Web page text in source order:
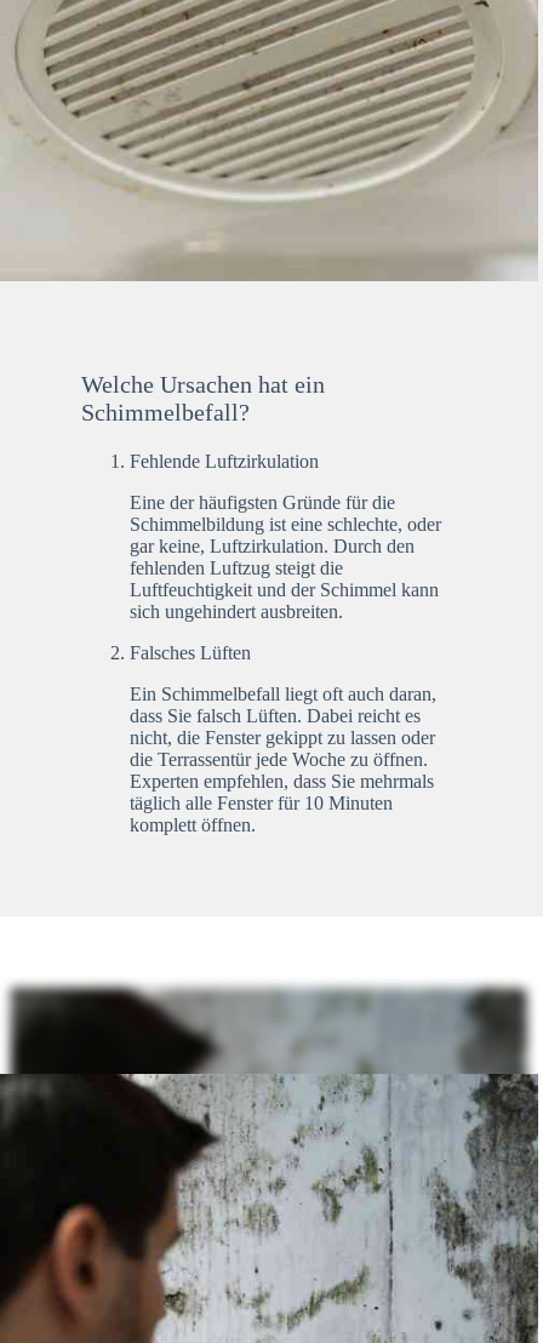
Welche Ursachen hat ein
Schimmelbefall?
Fehlende Luftzirkulation
Eine der häufigsten Gründe für die
Schimmelbildung ist eine schlechte, oder
gar keine, Luftzirkulation. Durch den
fehlenden Luftzug steigt die
Luftfeuchtigkeit und der Schimmel kann
sich ungehindert ausbreiten.
Falsches Lüften
Ein Schimmelbefall liegt oft auch daran,
dass Sie falsch Lüften. Dabei reicht es
nicht, die Fenster gekippt zu lassen oder
die Terrassentür jede Woche zu öffnen.
Experten empfehlen, dass Sie mehrmals
täglich alle Fenster für 10 Minuten
komplett öffnen.